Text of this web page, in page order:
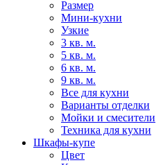
Размер
Мини-кухни
Узкие
3 кв. м.
5 кв. м.
6 кв. м.
9 кв. м.
Все для кухни
Варианты отделки
Мойки и смесители
Техника для кухни
Шкафы-купе
Цвет